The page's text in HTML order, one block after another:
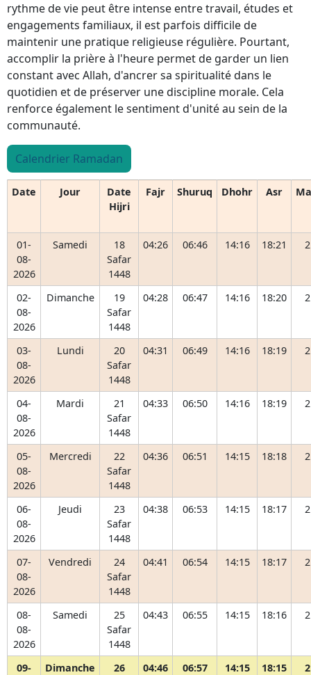
rythme de vie peut être intense entre travail, études et
engagements familiaux, il est parfois difficile de
maintenir une pratique religieuse régulière. Pourtant,
accomplir la prière à l'heure permet de garder un lien
constant avec Allah, d'ancrer sa spiritualité dans le
quotidien et de préserver une discipline morale. Cela
renforce également le sentiment d'unité au sein de la
communauté.
Calendrier Ramadan
Date Jour
Date
Hijri
Fajr Shuruq Dhohr Asr
01-
08-
2026
Samedi
18
Safar
1448
04:26 06:46 14:16 18:21
02-
08-
2026
Dimanche
19
Safar
1448
04:28 06:47 14:16 18:20
03-
08-
2026
Lundi
20
Safar
1448
04:31 06:49 14:16 18:19
04-
08-
2026
Mardi
21
Safar
1448
04:33 06:50 14:16 18:19
05-
08-
2026
Mercredi
22
Safar
1448
04:36 06:51 14:15 18:18
06-
08-
2026
Jeudi
23
Safar
1448
04:38 06:53 14:15 18:17
07-
08-
2026
Vendredi
24
Safar
1448
04:41 06:54 14:15 18:17
08-
08-
2026
Samedi
25
Safar
1448
04:43 06:55 14:15 18:16
09-
Dimanche
26
04:46 06:57 14:15 18:15